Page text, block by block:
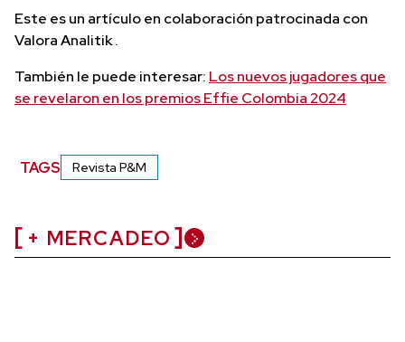
Este es un artículo en colaboración patrocinada con
Valora Analitik .
También le puede interesar: Los nuevos jugadores que
se revelaron en los premios Effie Colombia 2024
TAGS Revista P&M
+ MERCADEO